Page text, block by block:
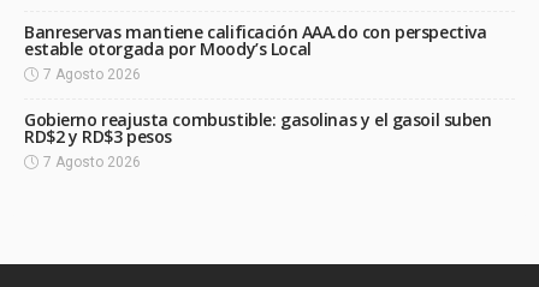
Banreservas mantiene calificación AAA.do con perspectiva
estable otorgada por Moody’s Local
7 Agosto 2026
Gobierno reajusta combustible: gasolinas y el gasoil suben
RD$2 y RD$3 pesos
7 Agosto 2026